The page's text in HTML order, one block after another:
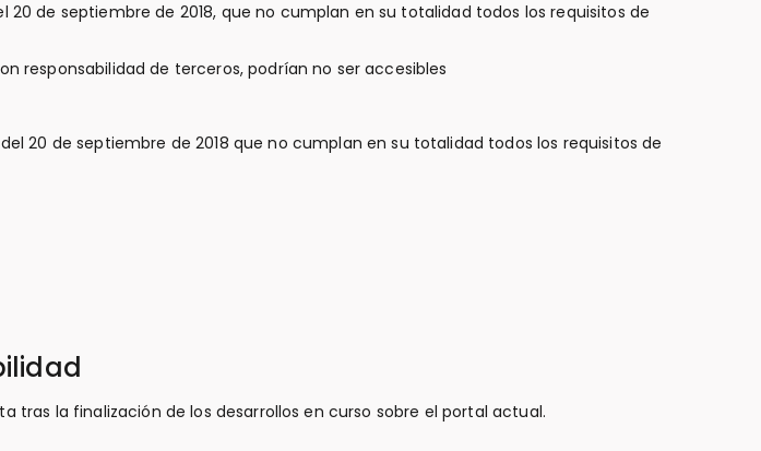
de septiembre de 2018, que no cumplan en su totalidad todos los requisitos de
responsabilidad de terceros, podrían no ser accesibles
20 de septiembre de 2018 que no cumplan en su totalidad todos los requisitos de
tras la finalización de los desarrollos en curso sobre el portal actual.